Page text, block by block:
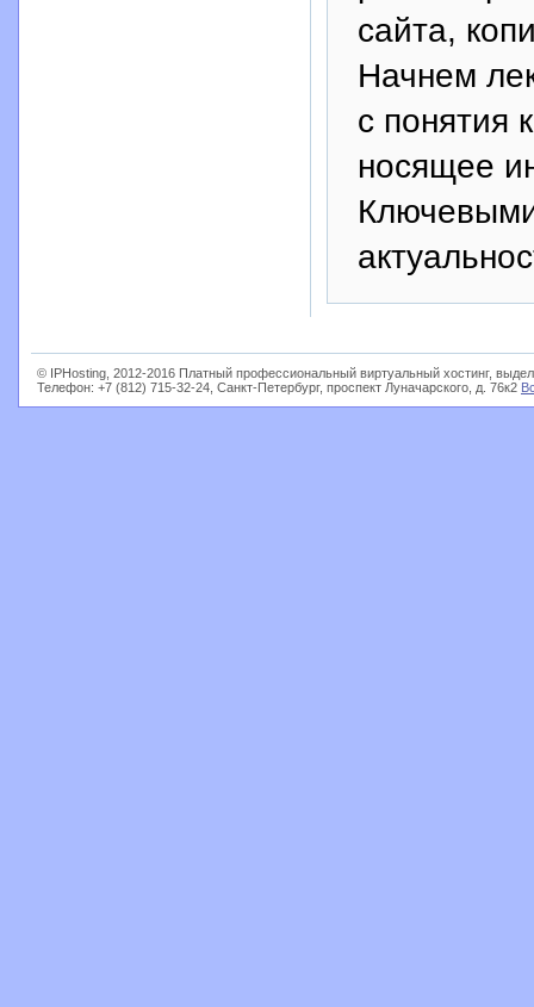
сайта,
Начнем
с понятия
носящее
© IPHosting, 2012-2016 Платный профессиональный виртуальный хостинг,
Телефон: +7 (812) 715-32-24, Санкт-Петербург, проспект Луначарского, д. 76к2